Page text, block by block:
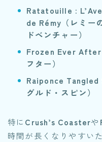
Ratatouille :
de Rémy​（レミー
ドベンチャー）
Frozen Ever After​
フター）
Raiponce Tangled
グルド・スピン）
特に Crush’s Coasterや
時間が長くなりやすい